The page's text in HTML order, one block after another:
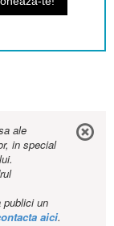
ale
in special
publici un
aici.